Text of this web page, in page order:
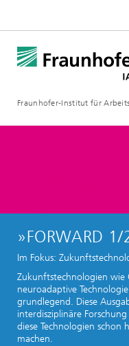
Fraunhofer-Institut für
»FORWARD 1/
Im Fokus:
Zukunftstechnologien
neuroadaptive
grundlegend. Diese
interdisziplinäre
diese Technologien
machen.